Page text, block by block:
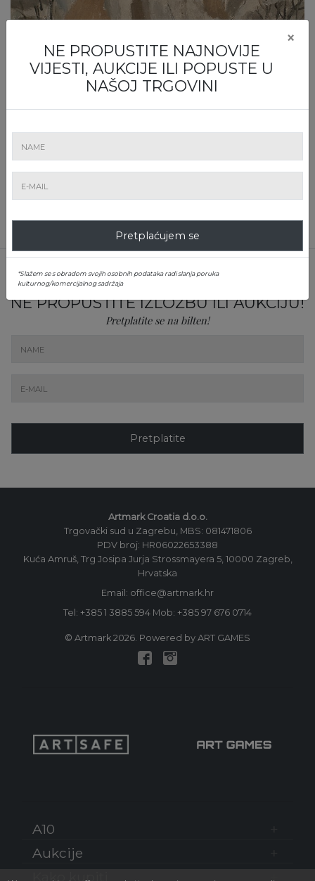
NE PROPUSTITE IZLOŽBU ILI AUKCIJU!
Pretplatite se na bilten!
Pretplatite
Artmark Croatia d.o.o.
Trgovački sud u Zagrebu, MBS: 081471806
PDV broj: HR06022653388
Kuća Amruš, Trg Josipa Jurja Strossmayera 5, 10000 Zagreb,
Hrvatska
Email: office@artmark.hr
Tel: +385 1 3885 594 Mob: +385 97 676 0714
© Artmark 2026. Powered by ART GAMES
A10
Aukcije
Kako kupiti
NE PROPUSTITE NAJNOVIJE
VIJESTI, AUKCIJE ILI POPUSTE U
NAŠOJ TRGOVINI
×
Pretplaćujem se
*Slažem se s obradom svojih osobnih podataka radi slanja poruka
kulturnog/komercijalnog sadržaja